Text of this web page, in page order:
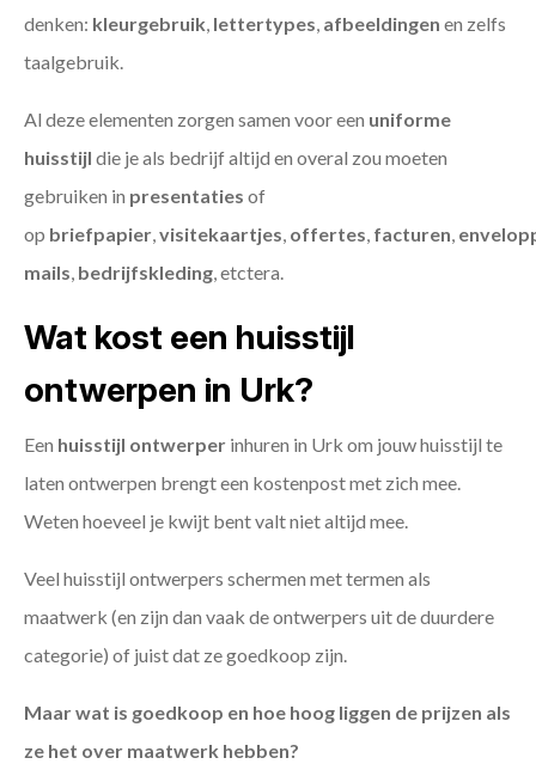
denken: kleurgebruik, lettertypes, afbeeldingen en zelfs
taalgebruik.
Al deze elementen zorgen samen voor een uniforme
huisstijl die je als bedrijf altijd en overal zou moeten
gebruiken in presentaties of
op briefpapier,visitekaartjes, offertes, facturen,
mails, bedrijfskleding, etctera.
Wat kost een huisstijl
ontwerpen in Urk?
Een huisstijl ontwerper inhuren in Urk om jouw huisstijl te
laten ontwerpen brengt een kostenpost met zich mee.
Weten hoeveel je kwijt bent valt niet altijd mee.
Veel huisstijl ontwerpers schermen met termen als
maatwerk (en zijn dan vaak de ontwerpers uit de duurdere
categorie) of juist dat ze goedkoop zijn.
Maar wat is goedkoop en hoe hoog liggen de prijzen als
ze het over maatwerk hebben?